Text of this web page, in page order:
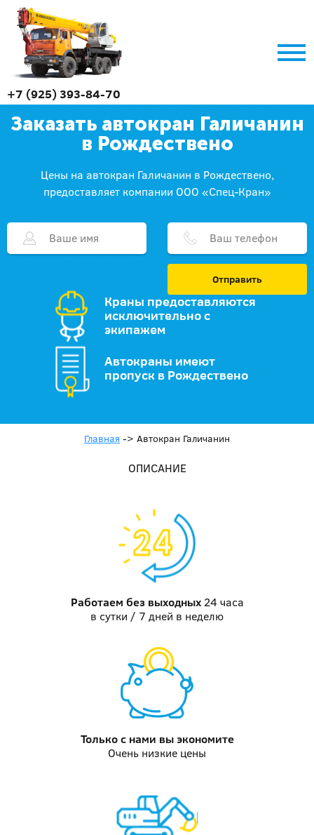
+7 (925) 393-84-70
Заказать автокран Галичанин
в Рождествено
Цены на автокран Галичанин в Рождествено,
предоставляет компании ООО «Спец-Кран»
Отправить
Краны предоставляются
исключительно с
экипажем
Автокраны имеют
пропуск в Рождествено
Главная -> Автокран Галичанин
ОПИСАНИЕ
Работаем без выходных 24 часа
в сутки / 7 дней в неделю
Только с нами вы экономите
Очень низкие цены